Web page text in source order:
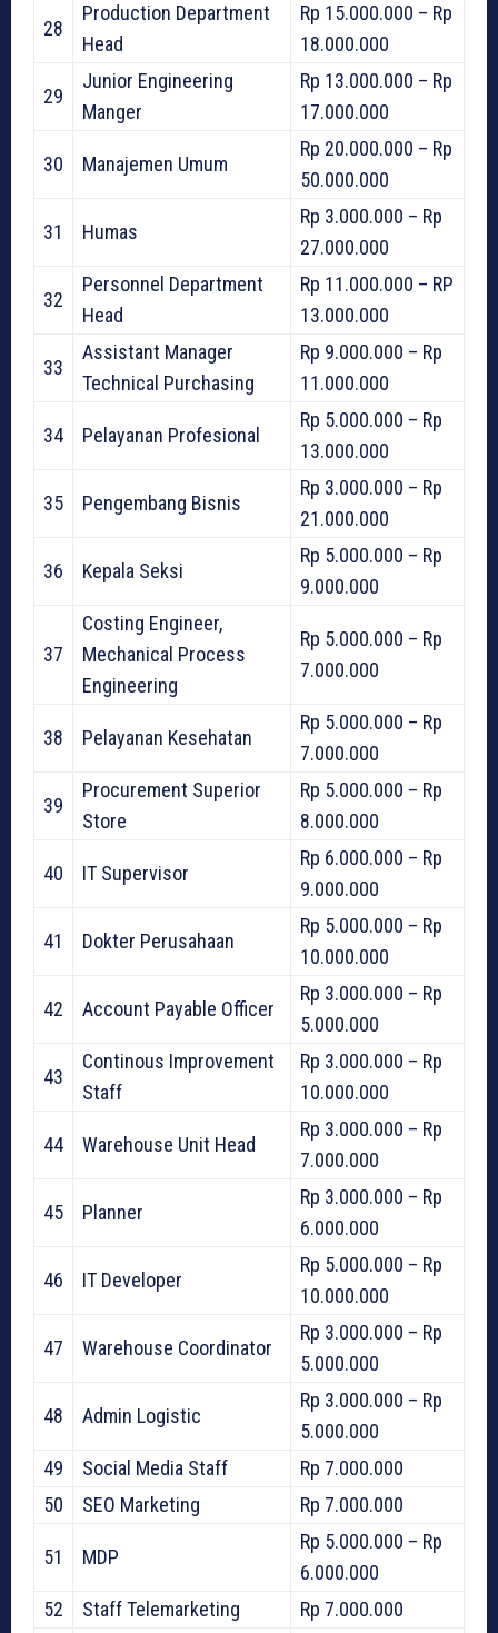
28
Production Department
Head
Rp 15.000.000 – Rp
18.000.000
29
Junior Engineering
Manger
Rp 13.000.000 – Rp
17.000.000
30 Manajemen Umum
Rp 20.000.000 – Rp
50.000.000
31 Humas
Rp 3.000.000 – Rp
27.000.000
32
Personnel Department
Head
Rp 11.000.000 – RP
13.000.000
33
Assistant Manager
Technical Purchasing
Rp 9.000.000 – Rp
11.000.000
34 Pelayanan Profesional
Rp 5.000.000 – Rp
13.000.000
35 Pengembang Bisnis
Rp 3.000.000 – Rp
21.000.000
36 Kepala Seksi
Rp 5.000.000 – Rp
9.000.000
37
Costing Engineer,
Mechanical Process
Engineering
Rp 5.000.000 – Rp
7.000.000
38 Pelayanan Kesehatan
Rp 5.000.000 – Rp
7.000.000
39
Procurement Superior
Store
Rp 5.000.000 – Rp
8.000.000
40 IT Supervisor
Rp 6.000.000 – Rp
9.000.000
41 Dokter Perusahaan
Rp 5.000.000 – Rp
10.000.000
42 Account Payable Officer
Rp 3.000.000 – Rp
5.000.000
43
Continous Improvement
Staff
Rp 3.000.000 – Rp
10.000.000
44 Warehouse Unit Head
Rp 3.000.000 – Rp
7.000.000
45 Planner
Rp 3.000.000 – Rp
6.000.000
46 IT Developer
Rp 5.000.000 – Rp
10.000.000
47 Warehouse Coordinator
Rp 3.000.000 – Rp
5.000.000
48 Admin Logistic
Rp 3.000.000 – Rp
5.000.000
49
Social Media Staff
Rp 7.000.000
50
SEO Marketing Rp 7.000.000
51 MDP
Rp 5.000.000 – Rp
6.000.000
52
Staff Telemarketing
Rp 7.000.000